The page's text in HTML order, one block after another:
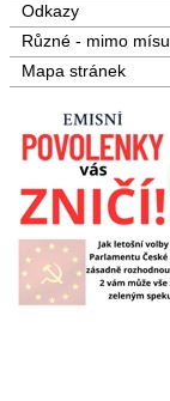
Odkazy
Různé - mimo mísu
Mapa stránek